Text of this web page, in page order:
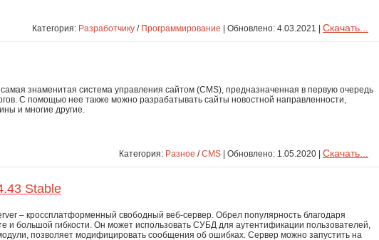
Категория: Разработчику / Программирование | Обновлено: 4.03.2021 | Скачать...
знаменитая система управления сайтом (CMS), предназначенная в первую очередь
С помощью нее также можно разрабатывать сайты новостной направленности,
и многие другие.
Категория: Разное /CMS | Обновлено: 1.05.2020 | Скачать...
Stable
– кроссплатформенный свободный веб-сервер. Обрел популярность благодаря
и большой гибкости. Он может использовать СУБД для аутентификации пользователей,
позволяет модифицировать сообщения об ошибках. Сервер можно запустить на